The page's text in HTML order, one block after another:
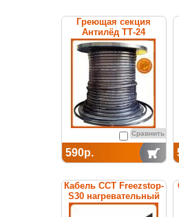
Греющая секция
Антилёд ТТ-24
саморегулируемая
Сравнить
590р.
Кабель ССТ Freezstop-
S30 нагревательный
саморегулирующийся